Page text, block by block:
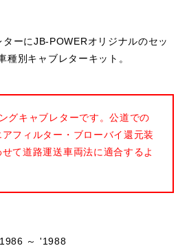
ーにJB-POWERオリジナルのセッ
種別キャブレターキット。
グキャブレターです。公道での
フィルター・ブローバイ還元装
て道路運送車両法に適合するよ
～ '1988